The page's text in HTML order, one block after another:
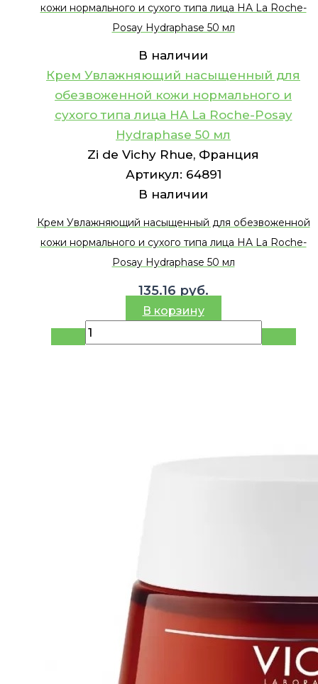
кожи нормального и сухого типа лица HA La Roche-
Posay Hydraphase 50 мл
В наличии
Крем Увлажняющий насыщенный для
обезвоженной кожи нормального и
сухого типа лица HA La Roche-Posay
Hydraphase 50 мл
Zi de Vichy Rhue, Франция
Артикул: 64891
В наличии
Крем Увлажняющий насыщенный для обезвоженной
кожи нормального и сухого типа лица HA La Roche-
Posay Hydraphase 50 мл
135.16 руб.
В корзину